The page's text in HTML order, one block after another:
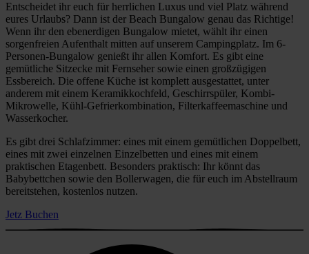
Entscheidet ihr euch für herrlichen Luxus und viel Platz während
eures Urlaubs? Dann ist der Beach Bungalow genau das Richtige!
Wenn ihr den ebenerdigen Bungalow mietet, wählt ihr einen
sorgenfreien Aufenthalt mitten auf unserem Campingplatz. Im 6-
Personen-Bungalow genießt ihr allen Komfort. Es gibt eine
gemütliche Sitzecke mit Fernseher sowie einen großzügigen
Essbereich. Die offene Küche ist komplett ausgestattet, unter
anderem mit einem Keramikkochfeld, Geschirrspüler, Kombi-
Mikrowelle, Kühl-Gefrierkombination, Filterkaffeemaschine und
Wasserkocher.
Es gibt drei Schlafzimmer: eines mit einem gemütlichen Doppelbett,
eines mit zwei einzelnen Einzelbetten und eines mit einem
praktischen Etagenbett. Besonders praktisch: Ihr könnt das
Babybettchen sowie den Bollerwagen, die für euch im Abstellraum
bereitstehen, kostenlos nutzen.
Jetz Buchen